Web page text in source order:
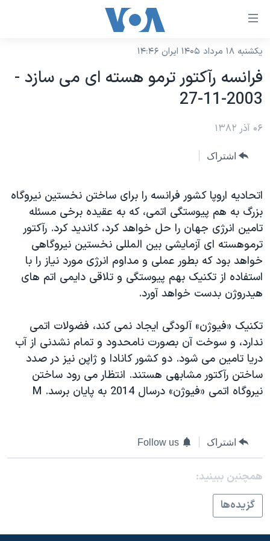
لینکهای
دسترسی
جهش
محتوای
اصلی
اصلی
جهش
به
جستجو
نسخه سبک وب‌سایت
موضوع ها
ایران
آمریکا
ورزشی
گزیده‌ها
ویژه برنامه‌ها
ویدیوها
فرهنگ و زندگی
اقتصادی
علم و فناوری
اسرائیل در جنگ
گالری عکس
برنامه های تلویزیونی
جدول برنامه ها
جام جهانی ۲۰۲۶
عملیات خشم حماسی
بایگانی برنامه‌های تلویزیونی
مستندها
حمله جمهوری اسلامی به اسرائیل
رمز مهسا
ورزش زنان در ایران
اعتراضات زن، زندگی، آزادی
دادگاه حمید نوری
چهل سال گروگان‌گیری
قانون شفافیت دارائی کادر رهبری ایران
فرکانس‌های صدای آمریکا
پخش رادیویی
یادگیری زبان انگلیسی
دنبال کنید
زبانهای مختلف
یکشنبه ۱۸ مرداد ۱۴۰۵ ایران ۱۴:۴۶
فرانسه رآکتور ترمو هسته ای می سازد -
2003-11-27
۰۶ آذر ۱۳۸۲
اشتراک
اتحاديه اروپا کشور فرانسه را برای ساختن نخستين نيروگاه
بزرگ به هم پيوستگی اتمی، که به عقيده برخی مسئله
تامين انرژی جهان را حل خواهد کرد، کانديد کرد. رآکتور
ترموهسته ای آزمايشی بين المللی نخستين نيروگاهی
خواهد بود که بطور عملی و مداوم انرژی مورد نياز را با
استفاده از تکنيک بهم پيوستگی و تلاقی دايمی اتم های
هيدروژن بدست خواهد آورد.
تکنيک «فيوژن» آلودگی ايجاد نمی کند، فضولات اتمی
ندارد، و سوخت آن بصورت نامحدود و تمام نشدنی از آب
دريا تامين می شود. دو کشور کانادا و ژاپن نيز در صدد
ساختن رآکتور مشابهی هستند. انتظار می رود ساختن
نيروگاه اتمی «فيوژن» درسال 2014 به پايان برسد. M
اشتراک Follow us
همچنبن ببینید:
گزيده‌ها